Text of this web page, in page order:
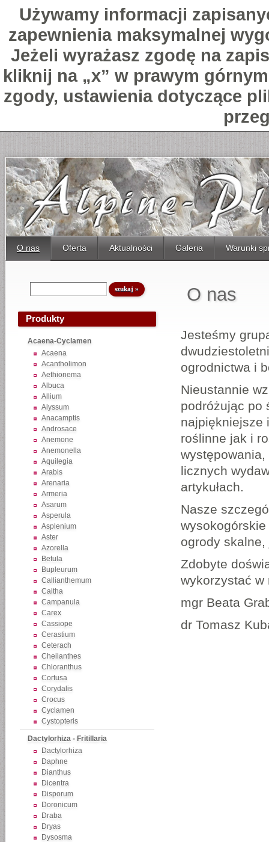
Używamy informacji
zapewnienia maksymalnej
Jeżeli wyrażasz zgodę na
kliknij na „x” w prawym
zgody, ustawienia dotyczące
O nas Oferta Aktualności Galeria Warunki
Produkty
Acaena-Cyclamen
Acaena
Acantholimon
Aethionema
Albuca
Allium
Alyssum
Anacamptis
Androsace
Anemone
Anemonella
Aquilegia
Arabis
Arenaria
Armeria
Asarum
Asperula
Asplenium
Aster
Azorella
Betula
Bupleurum
Callianthemum
Caltha
Campanula
Carex
Cassiope
Cerastium
Ceterach
Cheilanthes
Chloranthus
Cortusa
Corydalis
Crocus
Cyclamen
Cystopteris
Dactylorhiza - Fritillaria
Dactylorhiza
Daphne
Dianthus
Dicentra
Disporum
Doronicum
Draba
Dryas
Dysosma
O nas
Jesteśmy
ogrodnictwa i
Nieustannie
podróżując po
najpiękniejsze
roślinne jak i
licznych
artykułach.
Nasze
ogrody
Zdobyte
wykorzystać w
mgr Beata
dr Tomasz